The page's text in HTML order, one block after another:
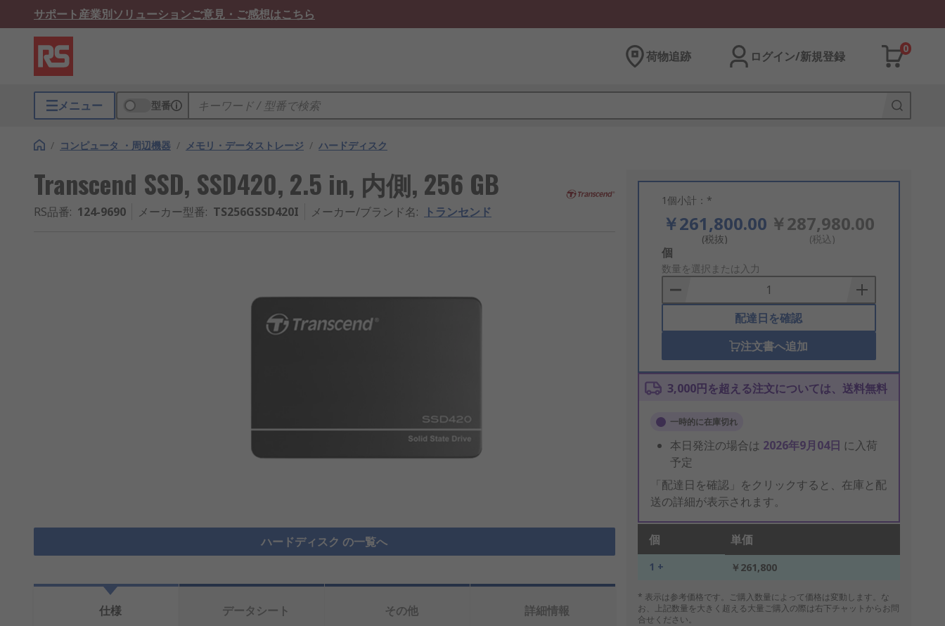
サポート産業別ソリューションご意見・ご感想はこちら
荷物追跡 ログイン/新規登録
0
メニュー 型番
/ コンピュータ ・周辺機器 / メモリ・データストレージ / ハードディスク
Transcend SSD, SSD420, 2.5 in, 内側, 256 GB
RS品番: 124-9690 メーカー型番: TS256GSSD420I メーカー/ブランド名: トランセンド
ハードディスク の一覧へ
1個小計：*
￥261,800.00
(税抜)
￥287,980.00
(税込)
Add
to
Basket
個
数量を選択または入力
配達日を確認
注文書へ追加
3,000円を超える注文については、送料無料
一時的に在庫切れ
本日発注の場合は 2026年9月04日 に入荷
予定
「配達日を確認」をクリックすると、在庫と配
送の詳細が表示されます。
個 単価
1 + ￥261,800
* 表示は参考価格です。ご購入数量によって価格は変動します。な
お、上記数量を大きく超える大量ご購入の際は右下チャットからお問
合せください。
仕様 データシート その他 詳細情報